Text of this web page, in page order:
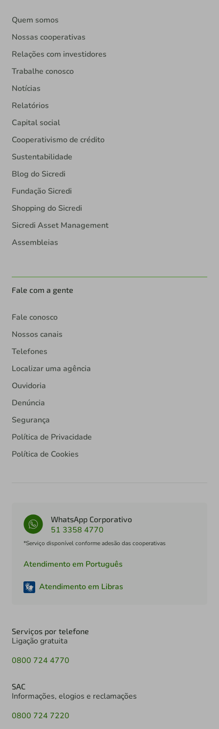
Quem somos
Nossas cooperativas
Relações com investidores
Trabalhe conosco
Notícias
Relatórios
Capital social
Cooperativismo de crédito
Sustentabilidade
Blog do Sicredi
Fundação Sicredi
Shopping do Sicredi
Sicredi Asset Management
Assembleias
Fale com a gente
Fale conosco
Nossos canais
Telefones
Localizar uma agência
Ouvidoria
Denúncia
Segurança
Política de Privacidade
Política de Cookies
WhatsApp Corporativo
51 3358 4770
*Serviço disponível conforme adesão das cooperativas
Atendimento em Português
Atendimento em Libras
Serviços por telefone
Ligação gratuita
0800 724 4770
SAC
Informações, elogios e reclamações
0800 724 7220